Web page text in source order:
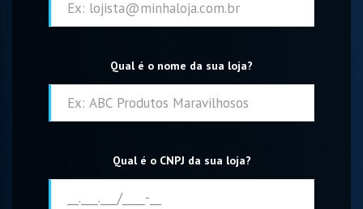
Qual é o nome da sua loja?
Qual é o CNPJ da sua loja?